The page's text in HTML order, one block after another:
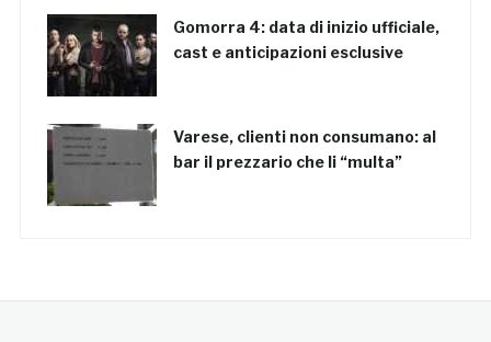
Gomorra 4: data di inizio ufficiale,
cast e anticipazioni esclusive
Varese, clienti non consumano: al
bar il prezzario che li “multa”